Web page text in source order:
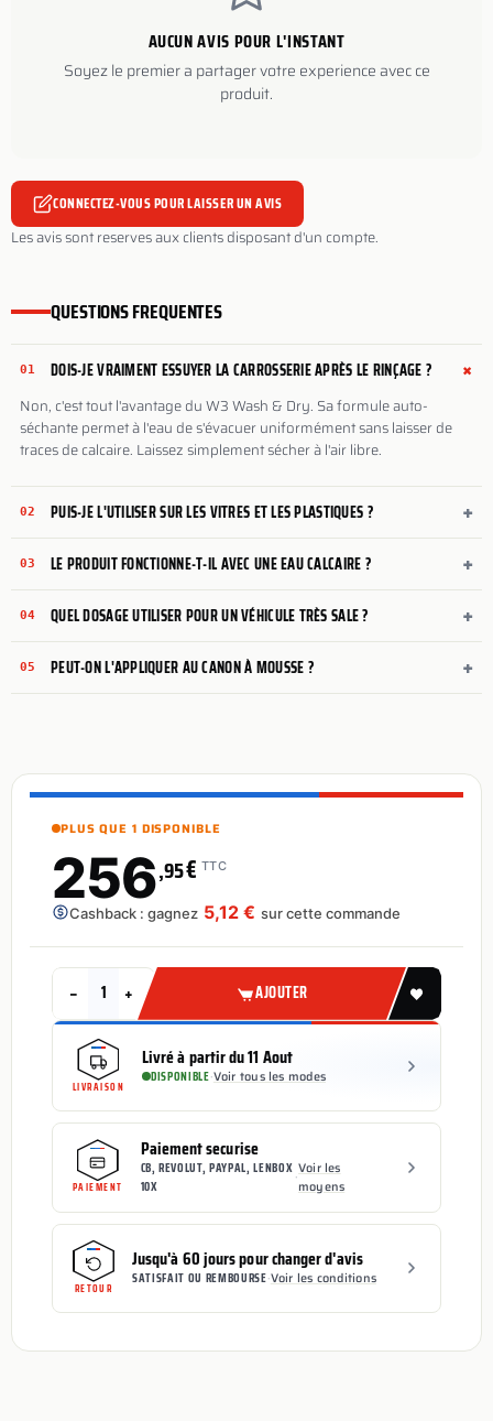
AUCUN AVIS POUR L'INSTANT
Soyez le premier a partager votre experience avec ce
produit.
CONNECTEZ-VOUS POUR LAISSER UN AVIS
Les avis sont reserves aux clients disposant d'un compte.
QUESTIONS FREQUENTES
01 DOIS-JE VRAIMENT ESSUYER LA CARROSSERIE APRÈS LE RINÇAGE ? +
Non, c'est tout l'avantage du W3 Wash & Dry. Sa formule auto-
séchante permet à l'eau de s'évacuer uniformément sans laisser de
traces de calcaire. Laissez simplement sécher à l'air libre.
02 PUIS-JE L'UTILISER SUR LES VITRES ET LES PLASTIQUES ? +
03 LE PRODUIT FONCTIONNE-T-IL AVEC UNE EAU CALCAIRE ? +
04 QUEL DOSAGE UTILISER POUR UN VÉHICULE TRÈS SALE ? +
05 PEUT-ON L'APPLIQUER AU CANON À MOUSSE ? +
PLUS QUE 1 DISPONIBLE
256,95€ TTC
Cashback : gagnez 5,12 € sur cette commande
− + AJOUTER
LIVRAISON
Livré à partir du 11 Aout
DISPONIBLE·Voir tous les modes
PAIEMENT
Paiement securise
CB, REVOLUT, PAYPAL, LENBOX
10X
·Voir les
moyens
RETOUR
Jusqu'à 60 jours pour changer d'avis
SATISFAIT OU REMBOURSE·Voir les conditions